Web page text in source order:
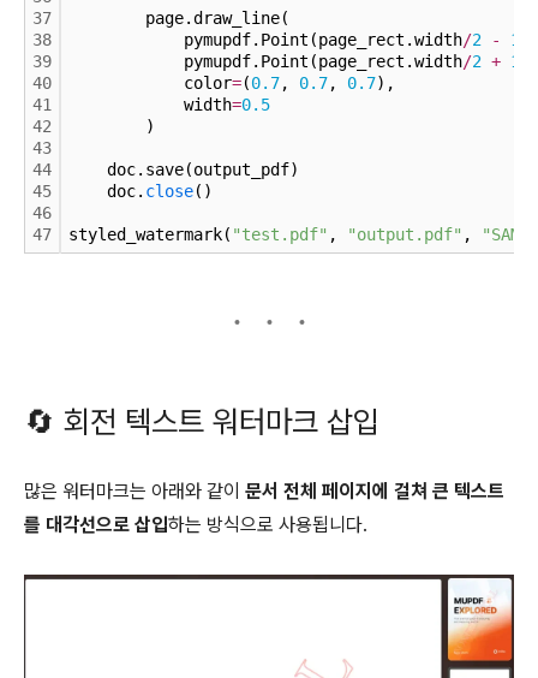
37
38
39
40
41
42
43
44
45
46
47
page.draw_line(
pymupdf.Point(page_rect.width/2 -
100
pymupdf.Point(page_rect.width/2 + 100
color=(0. 7, 0. 7, 0. 7),
width=0. 5
)
doc.save(output_pdf)
doc. close()
styled_watermark( "test.pdf" , "output.pdf" ,
🔄 회전 텍스트 워터마크 삽입
많은 워터마크는 아래와 같이 문서 전체 페이지에 걸쳐 큰 텍스트
를 대각선으로 삽입하는 방식으로 사용됩니다.